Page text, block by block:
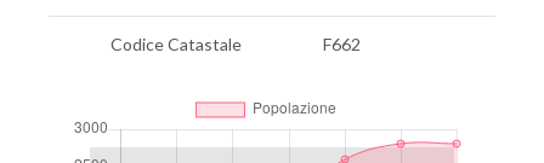
Codice Catastale F662